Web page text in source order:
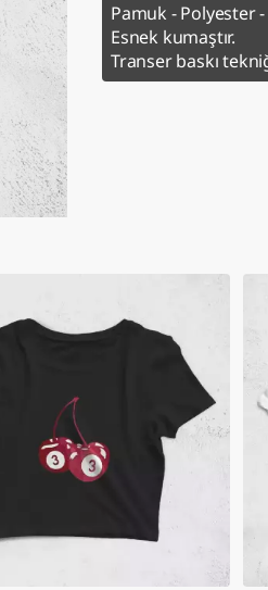
Pamuk - Polyester
Esnek kumaştır.
Transer baskı